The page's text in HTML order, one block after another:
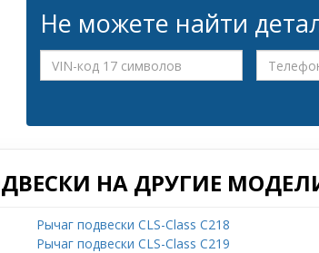
Не можете найти
НА ДРУГИЕ МОДЕЛИ
Рычаг подвески CLS-Class C218
Рычаг подвески CLS-Class C219